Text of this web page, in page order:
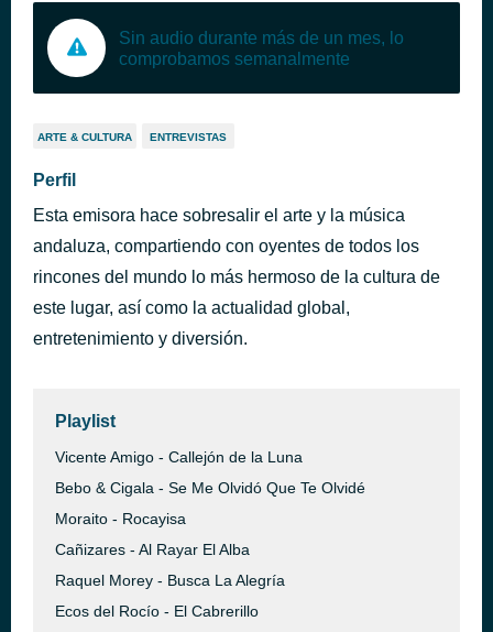
Sin audio durante más de un mes, lo
comprobamos semanalmente
ARTE & CULTURA ENTREVISTAS
Perfil
Esta emisora hace sobresalir el arte y la música
andaluza, compartiendo con oyentes de todos los
rincones del mundo lo más hermoso de la cultura de
este lugar, así como la actualidad global,
entretenimiento y diversión.
Playlist
Vicente Amigo - Callejón de la Luna
Bebo & Cigala - Se Me Olvidó Que Te Olvidé
Moraito - Rocayisa
Cañizares - Al Rayar El Alba
Raquel Morey - Busca La Alegría
Ecos del Rocío - El Cabrerillo